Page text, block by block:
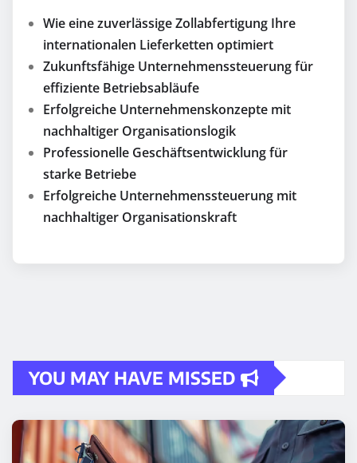
Wie eine zuverlässige Zollabfertigung Ihre
internationalen Lieferketten optimiert
Zukunftsfähige Unternehmenssteuerung für
effiziente Betriebsabläufe
Erfolgreiche Unternehmenskonzepte mit
nachhaltiger Organisationslogik
Professionelle Geschäftsentwicklung für
starke Betriebe
Erfolgreiche Unternehmenssteuerung mit
nachhaltiger Organisationskraft
YOU MAY HAVE MISSED